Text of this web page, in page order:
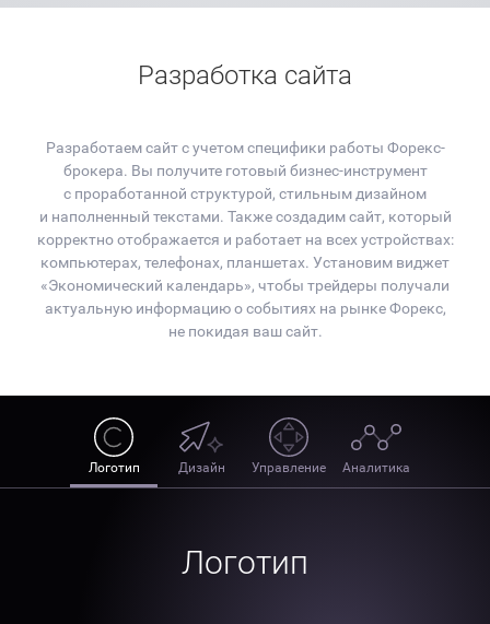
Разработка сайта
Разработаем сайт с учетом специфики работы Форекс-
брокера. Вы получите готовый бизнес-инструмент
с проработанной структурой, стильным дизайном
и наполненный текстами. Также создадим сайт, который
корректно отображается и работает на всех устройствах:
компьютерах, телефонах, планшетах. Установим виджет
«Экономический календарь», чтобы трейдеры получали
актуальную информацию о событиях на рынке Форекс,
не покидая ваш сайт.
Логотип Дизайн Управление Аналитика
Логотип